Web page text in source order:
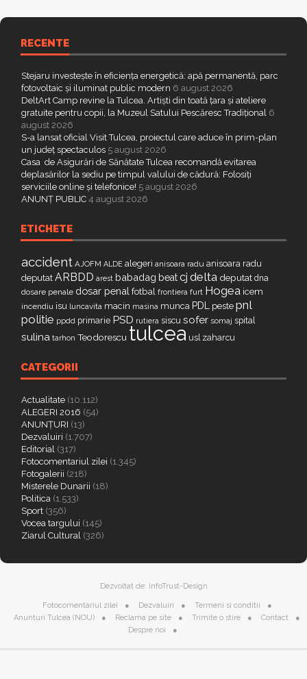
RECENTE
Stejaru investește în eficiența energetică: apă permanentă, parc
fotovoltaic și iluminat public modern 6 august 2026
DeltArt Camp revine la Tulcea. Artiști din toată țara și ateliere
gratuite pentru copii, la Muzeul Satului Pescăresc Tradițional 6
august 2026
S-a lansat oficial Visit Tulcea, proiectul care aduce în prim-plan
un județ spectaculos 5 august 2026
Casa de Asigurări de Sănătate Tulcea recomandă evitarea
deplasărilor la sediu pe timpul valului de cădură: Folosiți
serviciile online și telefonice! 5 august 2026
ANUNȚ PUBLIC 4 august 2026
ETICHETE
accident AJOFM ALDE alegeri anisoara radu anisoara radu
deputat ARBDD arest babadag beatcj delta deputat dna
dosare penale dosar penal fotbal frontiera furt Hogea icem
incendiu isu luncavita macin masina munca PDL peste pnl
politie ppdd primarie PSD rutiera siscu sofer somaj spital
sulina tarhon Teodorescu tulcea usl zaharcu
CATEGORII
Actualitate (10.112)
ALEGERI 2016 (54)
ANUNȚURI (13)
Dezvaluiri (1.707)
Editorial (317)
Fotocomentariul zilei (1.345)
Fotogalerii (218)
Misterele Dunarii (18)
Politica (1.533)
Sport (356)
Vocea targului (145)
Ziarul Cultural (326)
Dezvoltat de: InfoTrust-Design
Fotocomentariul zilei Dezvaluiri
Termeni si conditii
Anunturi Tulcea (NOU)
Reclama pe site Trimite o stire
Contact
Despre noi